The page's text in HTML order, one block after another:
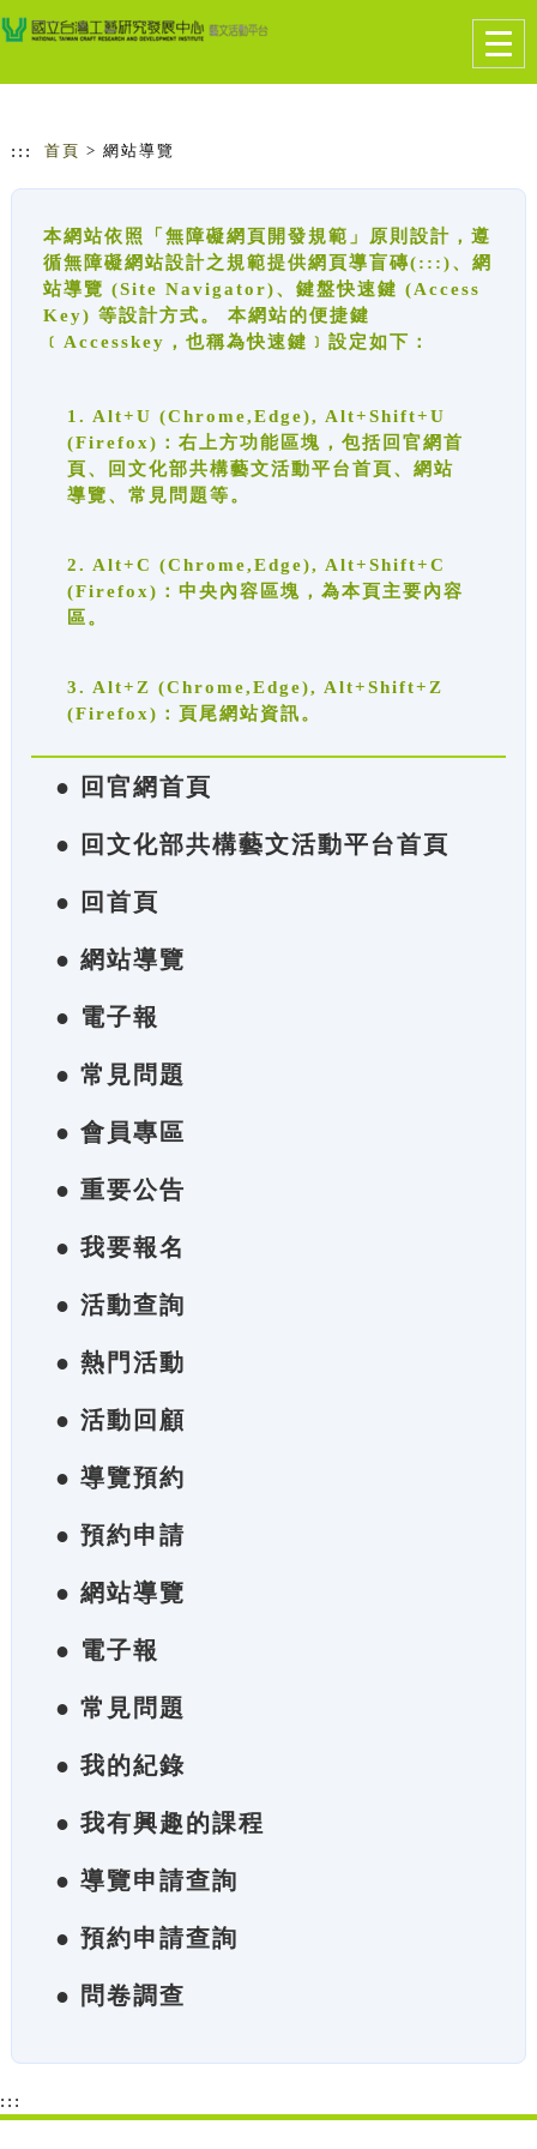
跳到主要內容
網站導覽
::: 首頁 > 網站導覽
本網站依照「無障礙網頁開發規範」原則設計，遵
循無障礙網站設計之規範提供網頁導盲磚(:::)、網
站導覽 (Site Navigator)、鍵盤快速鍵 (Access
Key) 等設計方式。 本網站的便捷鍵
﹝Accesskey，也稱為快速鍵﹞設定如下：
1. Alt+U (Chrome,Edge), Alt+Shift+U
(Firefox)：右上方功能區塊，包括回官網首
頁、回文化部共構藝文活動平台首頁、網站
導覽、常見問題等。
2. Alt+C (Chrome,Edge), Alt+Shift+C
(Firefox)：中央內容區塊，為本頁主要內容
區。
3. Alt+Z (Chrome,Edge), Alt+Shift+Z
(Firefox)：頁尾網站資訊。
● 回官網首頁
● 回文化部共構藝文活動平台首頁
● 回首頁
● 網站導覽
● 電子報
● 常見問題
● 會員專區
● 重要公告
● 我要報名
● 活動查詢
● 熱門活動
● 活動回顧
● 導覽預約
● 預約申請
● 網站導覽
● 電子報
● 常見問題
● 我的紀錄
● 我有興趣的課程
● 導覽申請查詢
● 預約申請查詢
● 問卷調查
:::